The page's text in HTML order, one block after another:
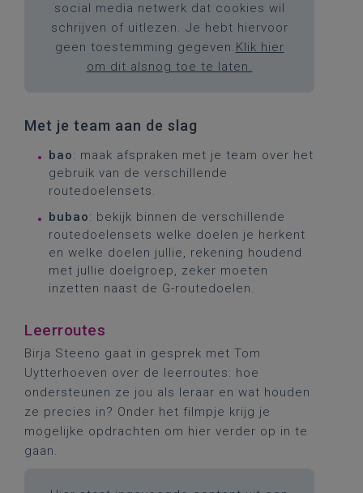
social media netwerk dat cookies wil
schrijven of uitlezen. Je hebt hiervoor
geen toestemming gegeven. Klik hier
om dit alsnog toe te laten.
Met je team aan de slag
bao: maak afspraken met je team over het
gebruik van de verschillende
routedoelensets.
bubao: bekijk binnen de verschillende
routedoelensets welke doelen je herkent
en welke doelen jullie, rekening houdend
met jullie doelgroep, zeker moeten
inzetten naast de G-routedoelen.
Leerroutes
Birja Steeno gaat in gesprek met Tom
Uytterhoeven over de leerroutes: hoe
ondersteunen ze jou als leraar en wat houden
ze precies in? Onder het filmpje krijg je
mogelijke opdrachten om hier verder op in te
gaan.